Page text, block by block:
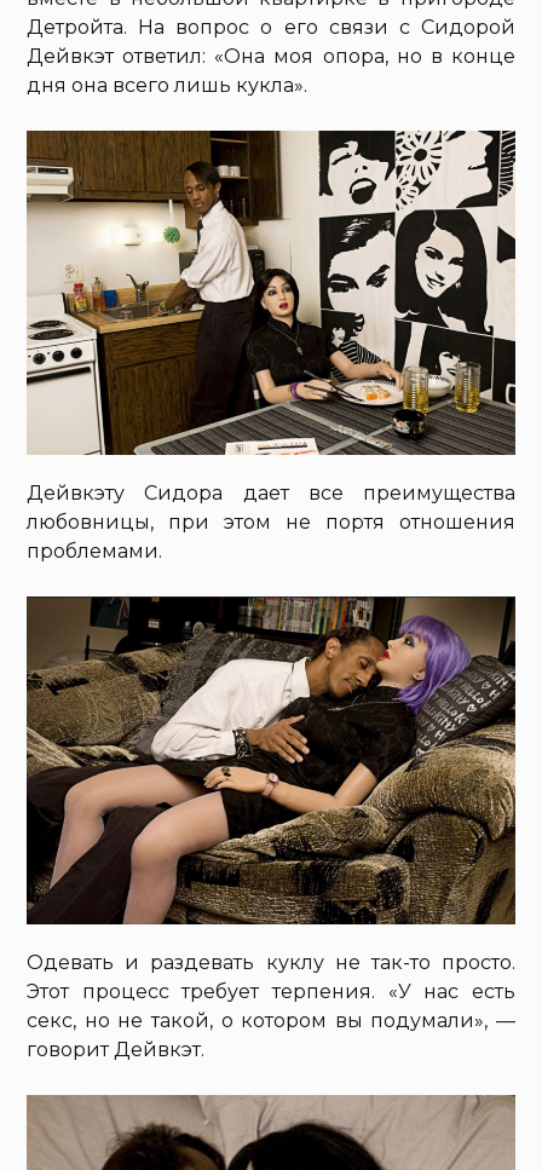
Детройта. На вопрос о его связи с Сидорой
Дейвкэт ответил: «Она моя опора, но в конце
дня она всего лишь кукла».
Дейвкэту Сидора дает все преимущества
любовницы, при этом не портя отношения
проблемами.
Одевать и раздевать куклу не так-то просто.
Этот процесс требует терпения. «У нас есть
секс, но не такой, о котором вы подумали», —
говорит Дейвкэт.